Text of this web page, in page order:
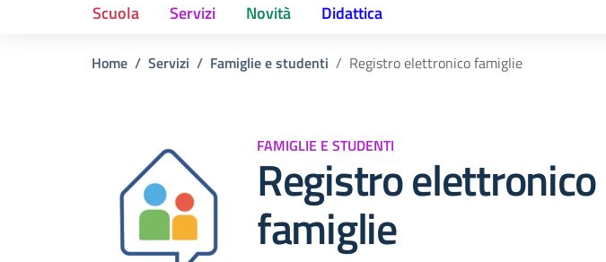
Scuola Servizi Novità Didattica
Home Servizi Famiglie e studenti Registro elettronico famiglie
FAMIGLIE E STUDENTI
Registro elettronico
famiglie